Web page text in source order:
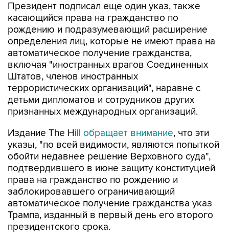
Президент подписал еще один указ, также
касающийся права на гражданство по
рождению и подразумевающий расширение
определения лиц, которые не имеют права на
автоматическое получение гражданства,
включая "иностранных врагов Соединенных
Штатов, членов иностранных
террористических организаций", наравне с
детьми дипломатов и сотрудников других
признанных международных организаций.
Издание The Hill обращает внимание, что эти
указы, "по всей видимости, являются попыткой
обойти недавнее решение Верховного суда",
подтвердившего в июне защиту конституцией
права на гражданство по рождению и
заблокировавшего ограничивающий
автоматическое получение гражданства указ
Трампа, изданный в первый день его второго
президентского срока.